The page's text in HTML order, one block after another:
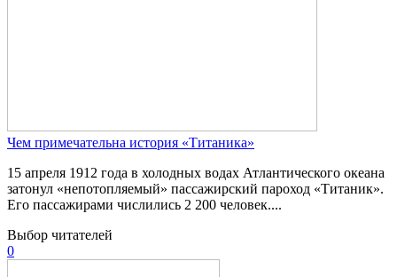
Чем примечательна история «Титаника»
15 апреля 1912 года в холодных водах Атлантического океана
затонул «непотопляемый» пассажирский пароход «Титаник».
Его пассажирами числились 2 200 человек....
Выбор читателей
0